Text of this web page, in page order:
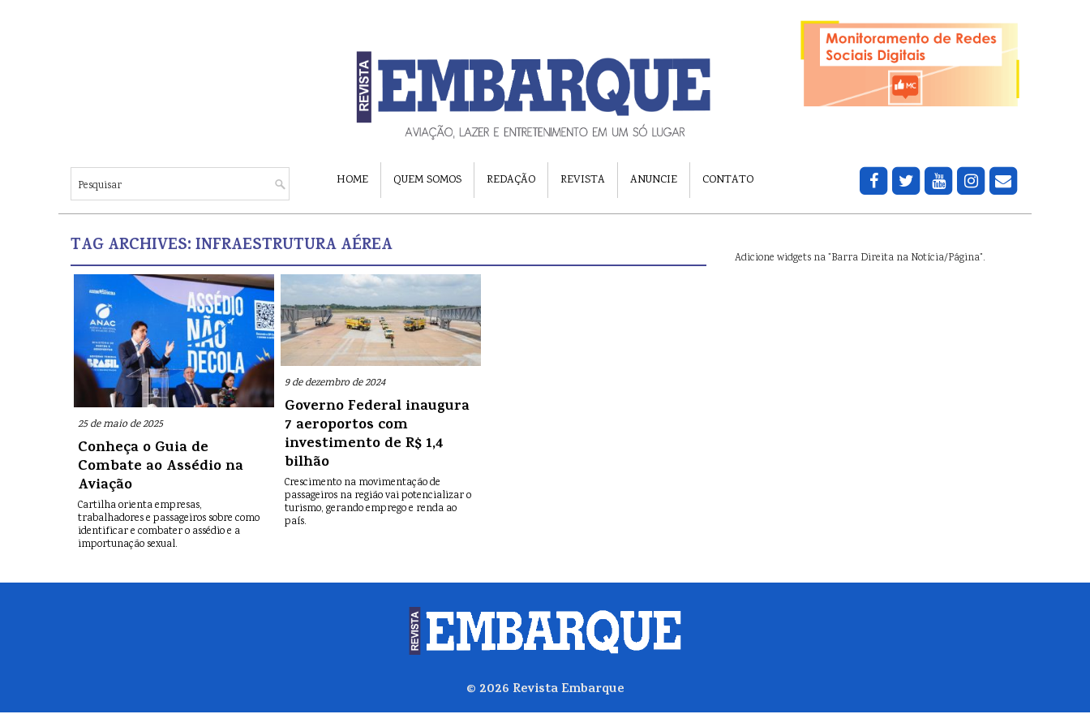
HOME QUEM SOMOS REDAÇÃO REVISTA ANUNCIE CONTATO
TAG ARCHIVES:INFRAESTRUTURA AÉREA
25 de maio de 2025
Conheça o Guia de
Combate ao Assédio na
Aviação
Cartilha orienta empresas,
trabalhadores e passageiros sobre como
identificar e combater o assédio e a
importunação sexual.
9 de dezembro de 2024
Governo Federal inaugura
7 aeroportos com
investimento de R$ 1,4
bilhão
Crescimento na movimentação de
passageiros na região vai potencializar o
turismo, gerando emprego e renda ao
país.
Adicione widgets na "Barra Direita na Notícia/Página".
© 2026 Revista Embarque